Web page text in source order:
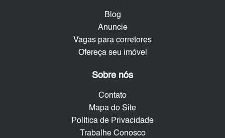
Blog
Anuncie
Vagas para corretores
Ofereça seu imóvel
Sobre nós
Contato
Mapa do Site
Política de Privacidade
Trabalhe Conosco